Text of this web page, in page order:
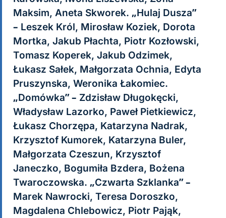
Maksim, Aneta Skworek. „Hulaj Dusza”
– Leszek Król, Mirosław Koziek, Dorota
Mortka, Jakub Płachta, Piotr Kozłowski,
Tomasz Koperek, Jakub Odzimek,
Łukasz Sałek, Małgorzata Ochnia, Edyta
Pruszynska, Weronika Łakomiec.
„Domówka” – Zdzisław Długokęcki,
Władysław Lazorko, Paweł Pietkiewicz,
Łukasz Chorzępa, Katarzyna Nadrak,
Krzysztof Kumorek, Katarzyna Buler,
Małgorzata Czeszun, Krzysztof
Janeczko, Bogumiła Bzdera, Bożena
Twaroczowska. „Czwarta Szklanka” –
Marek Nawrocki, Teresa Doroszko,
Magdalena Chlebowicz, Piotr Pająk,